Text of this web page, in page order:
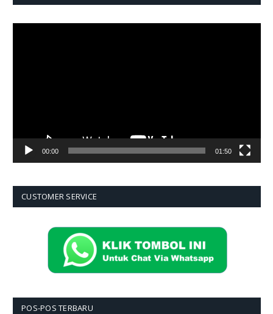
00:00 01:50
CUSTOMER SERVICE
POS-POS TERBARU